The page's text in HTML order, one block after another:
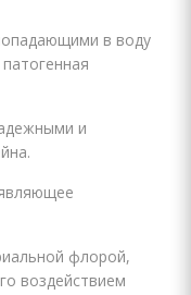
в воду
и
флорой,
воздействием